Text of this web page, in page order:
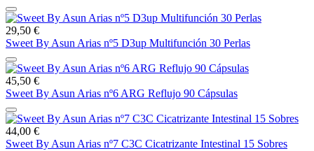
29,50 €
Sweet By Asun Arias nº5 D3up Multifunción 30 Perlas
45,50 €
Sweet By Asun Arias nº6 ARG Reflujo 90 Cápsulas
44,00 €
Sweet By Asun Arias nº7 C3C Cicatrizante Intestinal 15 Sobres